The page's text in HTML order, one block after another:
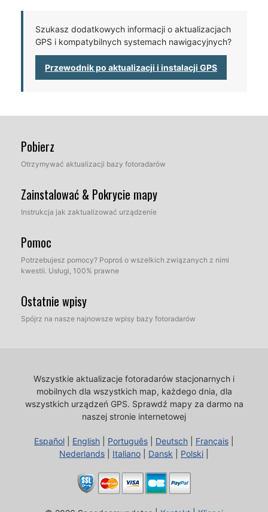
Szukasz dodatkowych informacji o aktualizacjach
GPS i kompatybilnych systemach nawigacyjnych?
Przewodnik po aktualizacji i instalacji GPS
Pobierz
Otrzymywać aktualizacji bazy fotoradarów
Zainstalować & Pokrycie mapy
Instrukcja jak zaktualizować urządzenie
Pomoc
Potrzebujesz pomocy? Poproś o wszelkich związanych z nimi
kwestii. Usługi, 100% prawne
Ostatnie wpisy
Spójrz na nasze najnowsze wpisy bazy fotoradarów
Wszystkie aktualizacje fotoradarów stacjonarnych i
mobilnych dla wszystkich map, każdego dnia, dla
wszystkich urządzeń GPS. Sprawdź mapy za darmo na
naszej stronie internetowej
Español English Português Deutsch Français
Nederlands
Italiano Dansk Polski